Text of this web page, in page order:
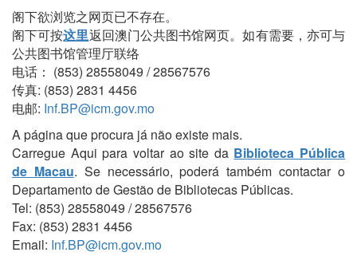
阁下欲浏览之网页已不存在。
阁下可按这里返回澳门公共图书馆网页。如有需要，亦可与
公共图书馆管理厅联络
电话： (853) 28558049 / 28567576
传真: (853) 2831 4456
电邮: Inf.BP@icm.gov.mo
A página que procura já não existe mais.
Carregue Aqui para voltar ao site da Biblioteca Pública
de Macau. Se necessário, poderá também contactar o
Departamento de Gestão de Bibliotecas Públicas.
Tel: (853) 28558049 / 28567576
Fax: (853) 2831 4456
Email: Inf.BP@icm.gov.mo